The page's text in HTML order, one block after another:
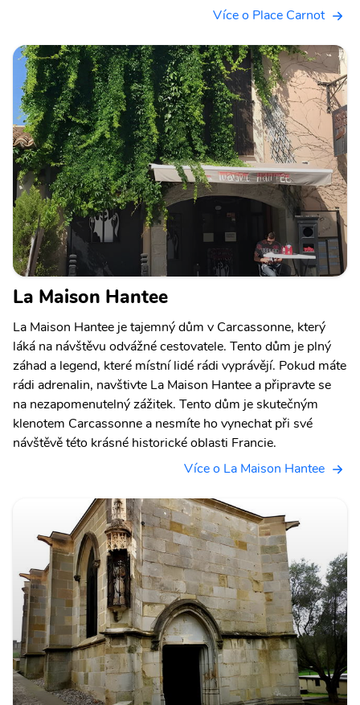
Více o Place Carnot
La Maison Hantee
La Maison Hantee je tajemný dům v Carcassonne, který
láká na návštěvu odvážné cestovatele. Tento dům je plný
záhad a legend, které místní lidé rádi vyprávějí. Pokud máte
rádi adrenalin, navštivte La Maison Hantee a připravte se
na nezapomenutelný zážitek. Tento dům je skutečným
klenotem Carcassonne a nesmíte ho vynechat při své
návštěvě této krásné historické oblasti Francie.
Více o La Maison Hantee